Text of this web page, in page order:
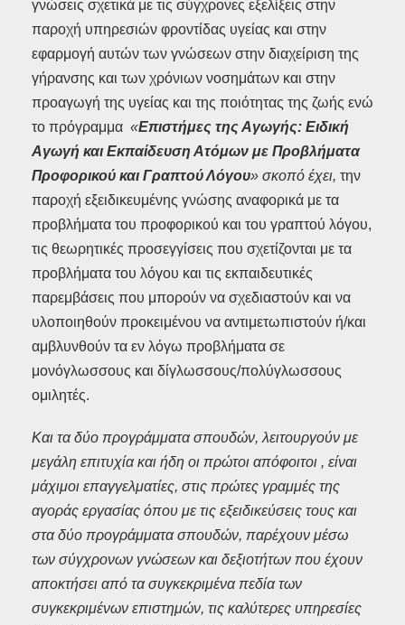
γνώσεις σχετικά με τις σύγχρονες εξελίξεις στην
παροχή υπηρεσιών φροντίδας υγείας και στην
εφαρμογή αυτών των γνώσεων στην διαχείριση της
γήρανσης και των χρόνιων νοσημάτων και στην
προαγωγή της υγείας και της ποιότητας της ζωής ενώ
το πρόγραμμα «Επιστήμες της Αγωγής: Ειδική
Αγωγή και Εκπαίδευση Ατόμων με Προβλήματα
Προφορικού και Γραπτού Λόγου» σκοπό έχει, την
παροχή εξειδικευμένης γνώσης αναφορικά με τα
προβλήματα του προφορικού και του γραπτού λόγου,
τις θεωρητικές προσεγγίσεις που σχετίζονται με τα
προβλήματα του λόγου και τις εκπαιδευτικές
παρεμβάσεις που μπορούν να σχεδιαστούν και να
υλοποιηθούν προκειμένου να αντιμετωπιστούν ή/και
αμβλυνθούν τα εν λόγω προβλήματα σε
μονόγλωσσους και δίγλωσσους/πολύγλωσσους
ομιλητές.
Και τα δύο προγράμματα σπουδών, λειτουργούν με
μεγάλη επιτυχία και ήδη οι πρώτοι απόφοιτοι , είναι
μάχιμοι επαγγελματίες, στις πρώτες γραμμές της
αγοράς εργασίας όπου με τις εξειδικεύσεις τους και
στα δύο προγράμματα σπουδών, παρέχουν μέσω
των σύγχρονων γνώσεων και δεξιοτήτων που έχουν
αποκτήσει από τα συγκεκριμένα πεδία των
συγκεκριμένων επιστημών, τις καλύτερες υπηρεσίες